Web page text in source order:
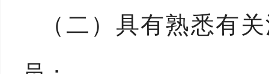
（二）具有熟悉有